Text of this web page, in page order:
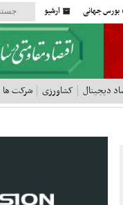
بورس جهانی آرشیو
دیجیتال کشاورزی شرکت ها